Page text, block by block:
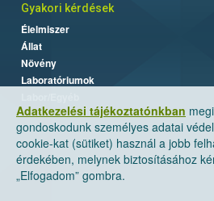
Adatkezelési tájékoztatónkban
gondoskodunk személyes adatai
cookie-kat (sütiket) használ a jobb
érdekében, melynek biztosításához
„Elfogadom” gombra.
Gyakori kérdések
Élelmiszer
Állat
Növény
Laboratóriumok